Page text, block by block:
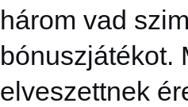
három vad
bónuszjátékot.
elveszettnek